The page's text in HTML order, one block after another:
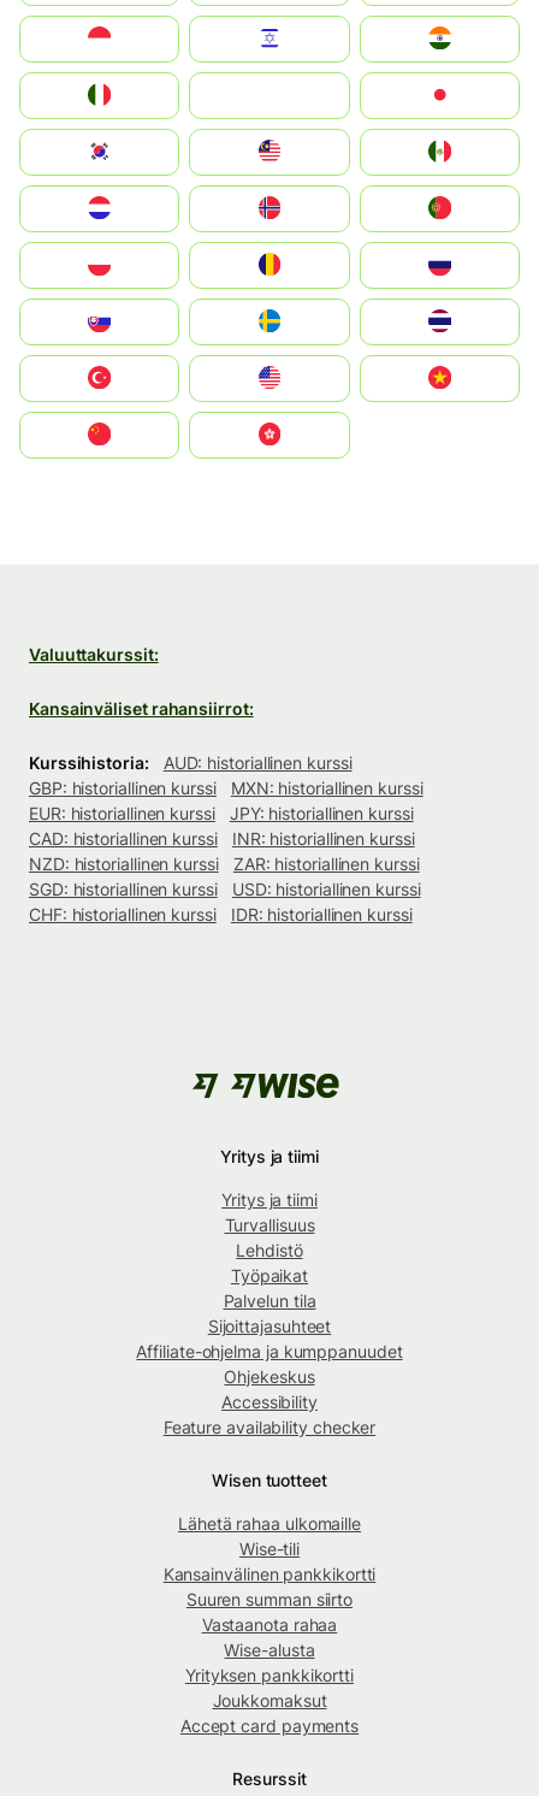
South Korea
United States
中國香港特別行政區
Valuuttakurssit:
Kansainväliset rahansiirrot:
Kurssihistoria:
AUD: historiallinen kurssi
GBP: historiallinen kurssi
MXN: historiallinen kurssi
EUR: historiallinen kurssi
JPY: historiallinen kurssi
CAD: historiallinen kurssi
INR: historiallinen kurssi
NZD: historiallinen kurssi
ZAR: historiallinen kurssi
SGD: historiallinen kurssi
USD: historiallinen kurssi
CHF: historiallinen kurssi
IDR: historiallinen kurssi
Yritys ja tiimi
Yritys ja tiimi
Turvallisuus
Lehdistö
Työpaikat
Palvelun tila
Sijoittajasuhteet
Affiliate-ohjelma ja kumppanuudet
Ohjekeskus
Accessibility
Feature availability checker
Wisen tuotteet
Lähetä rahaa ulkomaille
Wise-tili
Kansainvälinen pankkikortti
Suuren summan siirto
Vastaanota rahaa
Wise-alusta
Yrityksen pankkikortti
Joukkomaksut
Accept card payments
Resurssit